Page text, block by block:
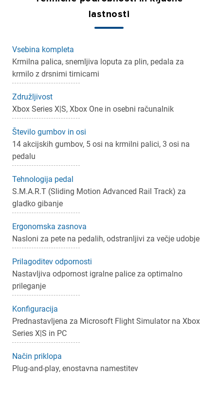
lastnosti
Vsebina kompleta
Krmilna palica, snemljiva loputa za plin, pedala za
krmilo z drsnimi tirnicami
Združljivost
Xbox Series X|S, Xbox One in osebni računalnik
Število gumbov in osi
14 akcijskih gumbov, 5 osi na krmilni palici, 3 osi na
pedalu
Tehnologija pedal
S.M.A.R.T (Sliding Motion Advanced Rail Track) za
gladko gibanje
Ergonomska zasnova
Nasloni za pete na pedalih, odstranljivi za večje udobje
Prilagoditev odpornosti
Nastavljiva odpornost igralne palice za optimalno
prileganje
Konfiguracija
Prednastavljena za Microsoft Flight Simulator na Xbox
Series X|S in PC
Način priklopa
Plug-and-play, enostavna namestitev
Prijava
Za dodajanje na seznam želja morate biti prijavljeni.
Prekliči